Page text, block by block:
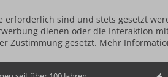
erforderlich sind und stets gesetzt
dienen oder die Interaktion
Zustimmung gesetzt. Mehr